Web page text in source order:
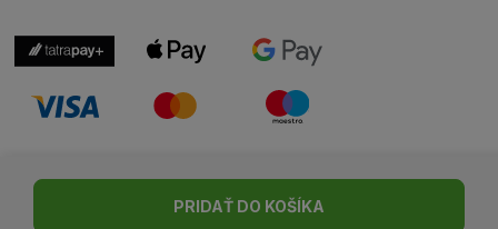
PRIDAŤ DO KOŠÍKA
| © Všetky práva vyhradené | Made with ♥
byMadviso